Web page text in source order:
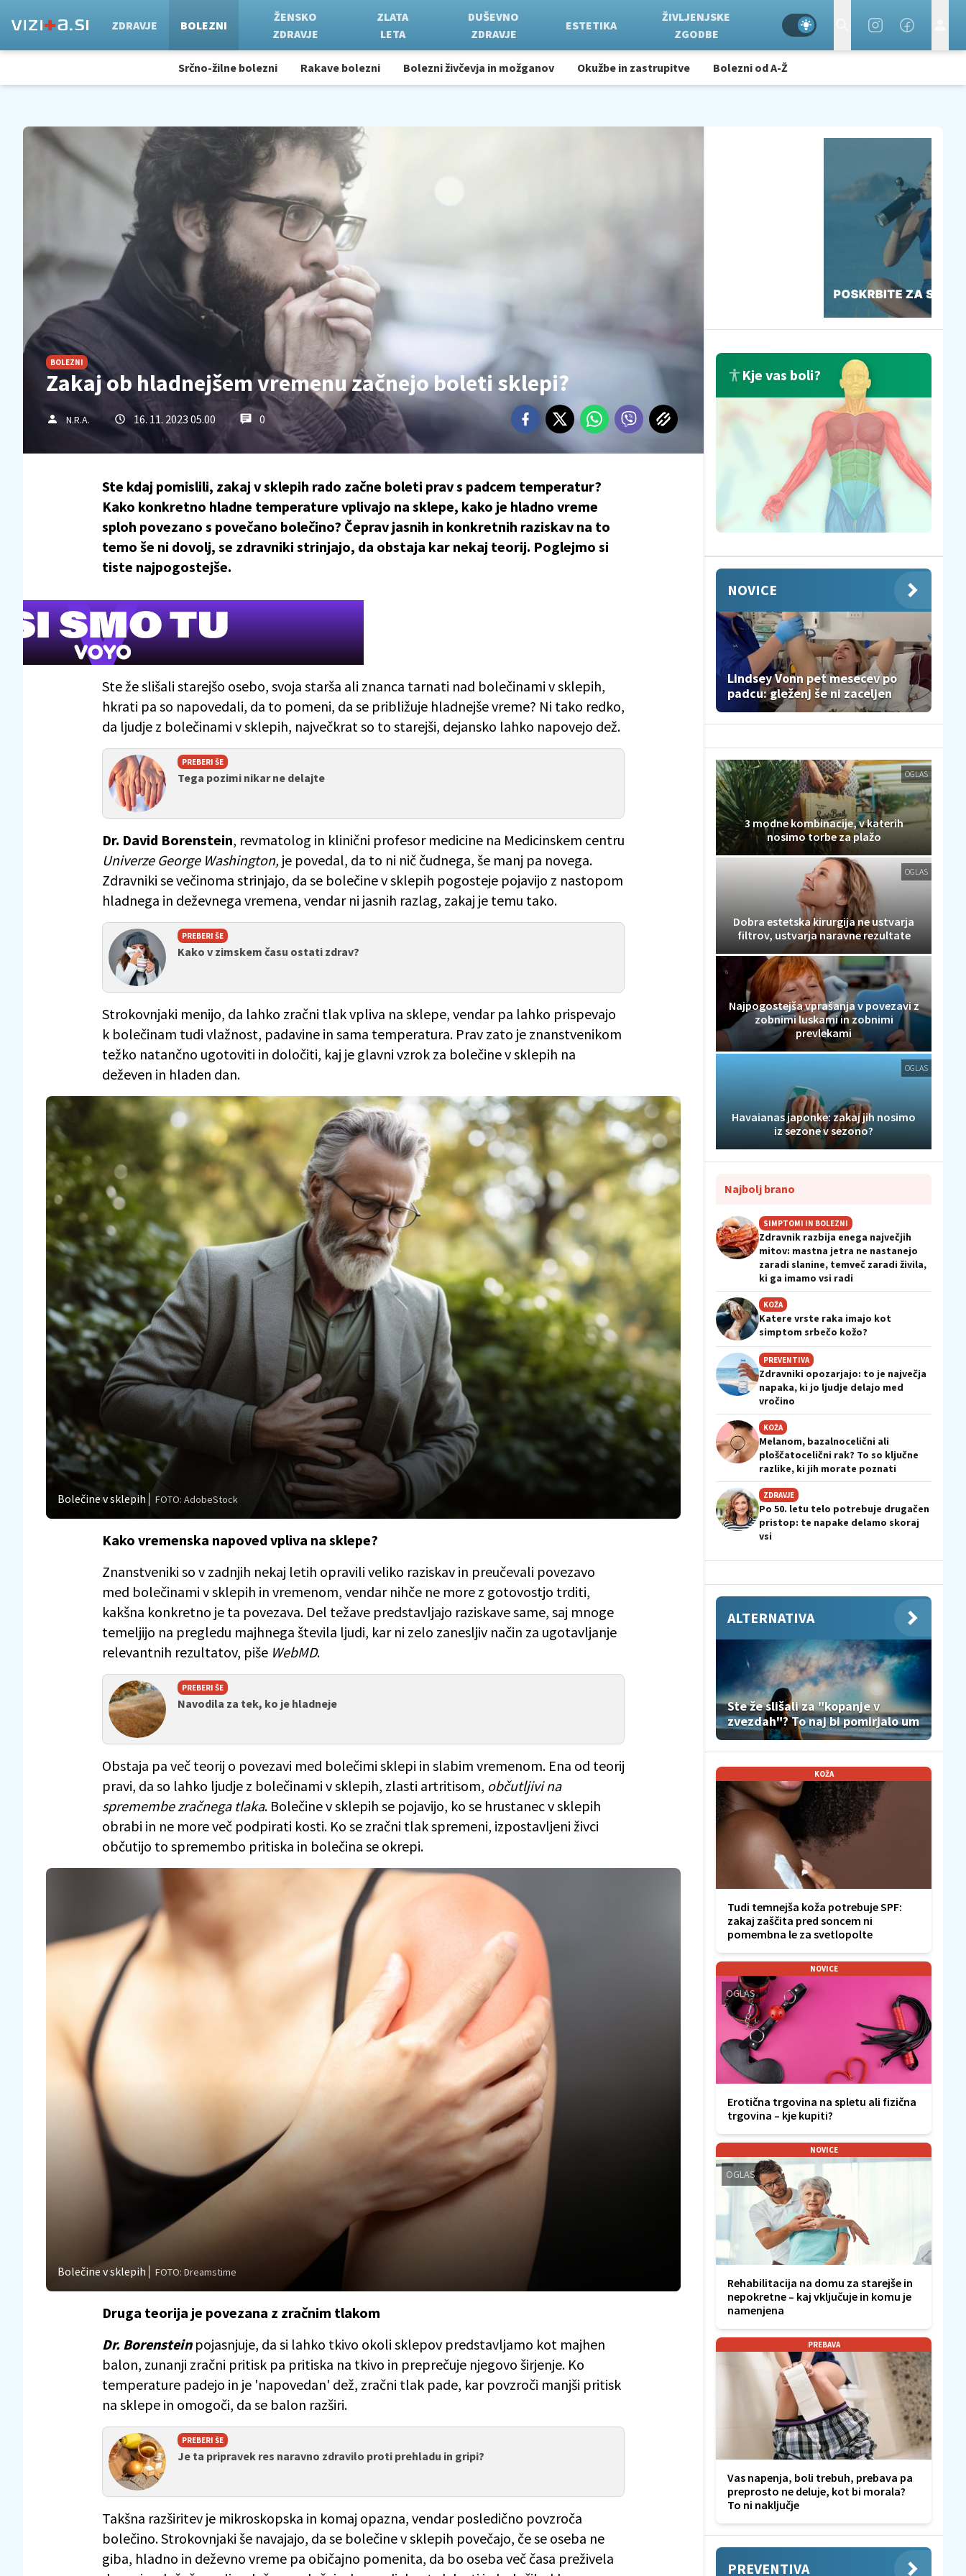
ZDRAVJE BOLEZNI
ŽENSKO
ZDRAVJE
ZLATA
LETA
DUŠEVNO
ZDRAVJE
ESTETIKA
ŽIVLJENJSKE
ZGODBE
Srčno-žilne bolezni Rakave bolezni Bolezni živčevja in možganov Okužbe in zastrupitve Bolezni od A-Ž
BOLEZNI
Zakaj ob hladnejšem vremenu začnejo boleti sklepi?
N.R.A. 16. 11. 2023 05.00 0
Ste kdaj pomislili, zakaj v sklepih rado začne boleti prav s padcem temperatur?
Kako konkretno hladne temperature vplivajo na sklepe, kako je hladno vreme
sploh povezano s povečano bolečino? Čeprav jasnih in konkretnih raziskav na to
temo še ni dovolj, se zdravniki strinjajo, da obstaja kar nekaj teorij. Poglejmo si
tiste najpogostejše.
Ste že slišali starejšo osebo, svoja starša ali znanca tarnati nad bolečinami v sklepih,
hkrati pa so napovedali, da to pomeni, da se približuje hladnejše vreme? Ni tako redko,
da ljudje z bolečinami v sklepih, največkrat so to starejši, dejansko lahko napovejo dež.
PREBERI ŠE
Tega pozimi nikar ne delajte
Dr. David Borenstein, revmatolog in klinični profesor medicine na Medicinskem centru
Univerze George Washington, je povedal, da to ni nič čudnega, še manj pa novega.
Zdravniki se večinoma strinjajo, da se bolečine v sklepih pogosteje pojavijo z nastopom
hladnega in deževnega vremena, vendar ni jasnih razlag, zakaj je temu tako.
PREBERI ŠE
Kako v zimskem času ostati zdrav?
Strokovnjaki menijo, da lahko zračni tlak vpliva na sklepe, vendar pa lahko prispevajo
k bolečinam tudi vlažnost, padavine in sama temperatura. Prav zato je znanstvenikom
težko natančno ugotoviti in določiti, kaj je glavni vzrok za bolečine v sklepih na
deževen in hladen dan.
Bolečine v sklepih FOTO: AdobeStock
Kako vremenska napoved vpliva na sklepe?
Znanstveniki so v zadnjih nekaj letih opravili veliko raziskav in preučevali povezavo
med bolečinami v sklepih in vremenom, vendar nihče ne more z gotovostjo trditi,
kakšna konkretno je ta povezava. Del težave predstavljajo raziskave same, saj mnoge
temeljijo na pregledu majhnega števila ljudi, kar ni zelo zanesljiv način za ugotavljanje
relevantnih rezultatov, piše WebMD.
PREBERI ŠE
Navodila za tek, ko je hladneje
Obstaja pa več teorij o povezavi med bolečimi sklepi in slabim vremenom. Ena od teorij
pravi, da so lahko ljudje z bolečinami v sklepih, zlasti artritisom, občutljivi na
spremembe zračnega tlaka. Bolečine v sklepih se pojavijo, ko se hrustanec v sklepih
obrabi in ne more več podpirati kosti. Ko se zračni tlak spremeni, izpostavljeni živci
občutijo to spremembo pritiska in bolečina se okrepi.
Bolečine v sklepih FOTO: Dreamstime
Druga teorija je povezana z zračnim tlakom
Dr. Borenstein pojasnjuje, da si lahko tkivo okoli sklepov predstavljamo kot majhen
balon, zunanji zračni pritisk pa pritiska na tkivo in preprečuje njegovo širjenje. Ko
temperature padejo in je 'napovedan' dež, zračni tlak pade, kar povzroči manjši pritisk
na sklepe in omogoči, da se balon razširi.
PREBERI ŠE
Je ta pripravek res naravno zdravilo proti prehladu in gripi?
Takšna razširitev je mikroskopska in komaj opazna, vendar posledično povzroča
bolečino. Strokovnjaki še navajajo, da se bolečine v sklepih povečajo, če se oseba ne
giba, hladno in deževno vreme pa običajno pomenita, da bo oseba več časa preživela
Kje vas boli?
NOVICE
Lindsey Vonn pet mesecev po
padcu: gleženj še ni zaceljen
OGLAS
3 modne kombinacije, v katerih
nosimo torbe za plažo
OGLAS
Dobra estetska kirurgija ne ustvarja
filtrov, ustvarja naravne rezultate
Najpogostejša vprašanja v povezavi z
zobnimi luskami in zobnimi
prevlekami
OGLAS
Havaianas japonke: zakaj jih nosimo
iz sezone v sezono?
Najbolj brano
SIMPTOMI IN BOLEZNI
Zdravnik razbija enega največjih
mitov: mastna jetra ne nastanejo
zaradi slanine, temveč zaradi živila,
ki ga imamo vsi radi
KOŽA
Katere vrste raka imajo kot
simptom srbečo kožo?
PREVENTIVA
Zdravniki opozarjajo: to je največja
napaka, ki jo ljudje delajo med
vročino
KOŽA
Melanom, bazalnocelični ali
ploščatocelični rak? To so ključne
razlike, ki jih morate poznati
ZDRAVJE
Po 50. letu telo potrebuje drugačen
pristop: te napake delamo skoraj
vsi
ALTERNATIVA
Ste že slišali za "kopanje v
zvezdah"? To naj bi pomirjalo um
KOŽA
Tudi temnejša koža potrebuje SPF:
zakaj zaščita pred soncem ni
pomembna le za svetlopolte
NOVICE
OGLAS
Erotična trgovina na spletu ali fizična
trgovina – kje kupiti?
NOVICE
OGLAS
Rehabilitacija na domu za starejše in
nepokretne – kaj vključuje in komu je
namenjena
PREBAVA
Vas napenja, boli trebuh, prebava pa
preprosto ne deluje, kot bi morala?
To ni naključje
PREVENTIVA